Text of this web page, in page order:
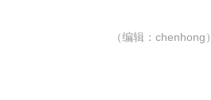
（编辑：chenhong）